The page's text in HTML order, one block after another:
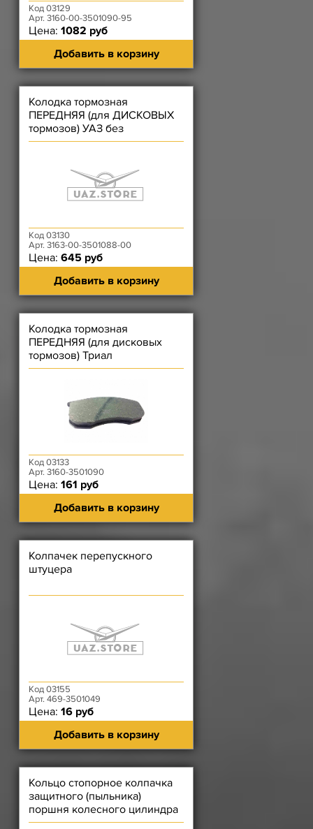
Код 03129
Арт. 3160-00-3501090-95
Цена: 1082 руб
Добавить в корзину
Колодка тормозная
ПЕРЕДНЯЯ (для ДИСКОВЫХ
тормозов) УАЗ без
противошумного покрытия
Код 03130
Арт. 3163-00-3501088-00
Цена: 645 руб
Добавить в корзину
Колодка тормозная
ПЕРЕДНЯЯ (для дисковых
тормозов) Триал
Код 03133
Арт. 3160-3501090
Цена: 161 руб
Добавить в корзину
Колпачек перепускного
штуцера
Код 03155
Арт. 469-3501049
Цена: 16 руб
Добавить в корзину
Кольцо стопорное колпачка
защитного (пыльника)
поршня колесного цилиндра
переднего (дискового) тормо